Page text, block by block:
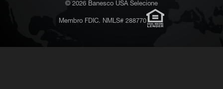
© 2026 Banesco USA Selecione
Membro FDIC. NMLS# 288770